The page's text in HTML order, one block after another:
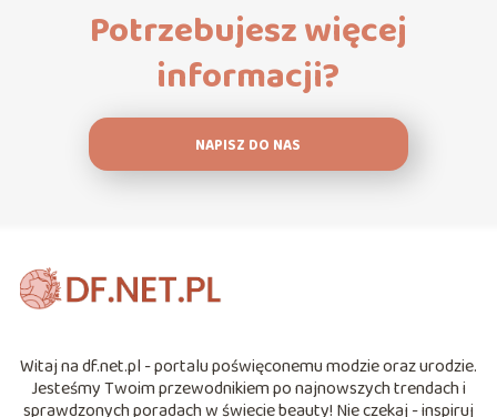
Potrzebujesz więcej
informacji?
NAPISZ DO NAS
Witaj na df.net.pl - portalu poświęconemu modzie oraz urodzie.
Jesteśmy Twoim przewodnikiem po najnowszych trendach i
sprawdzonych poradach w świecie beauty! Nie czekaj - inspiruj